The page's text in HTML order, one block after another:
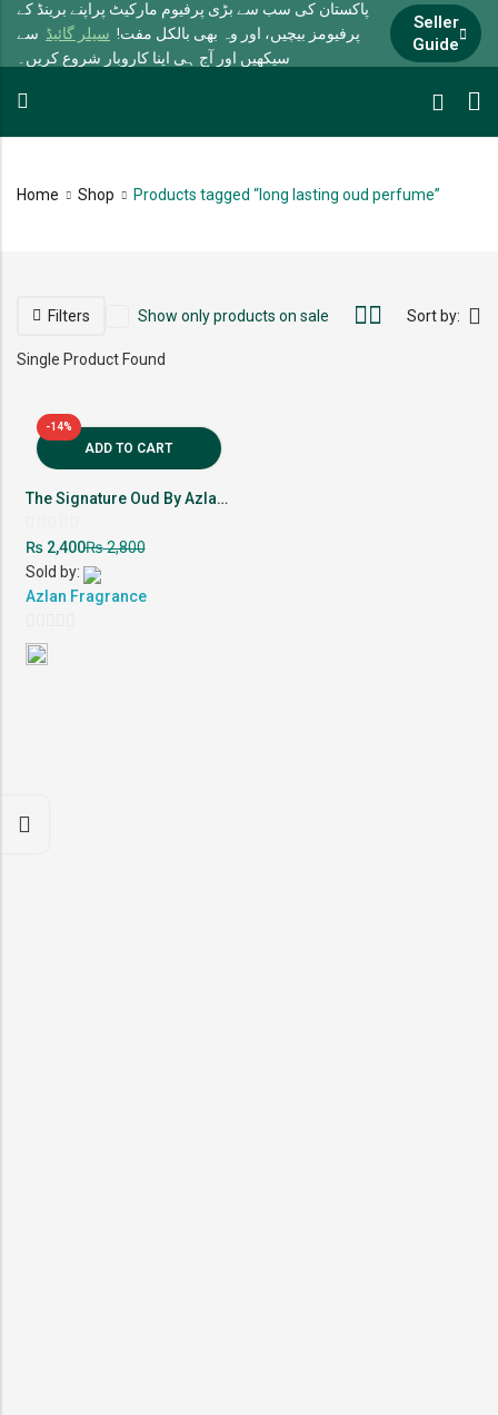
پاکستان کی سب سے بڑی پرفیوم مارکیٹ پراپنے برینڈ کے
پرفیومز بیچیں، اور وہ بھی بالکل مفت! سیلر گائیڈ سے
سیکھیں اور آج ہی اپنا کاروبار شروع کریں۔
Seller
Guide
Home Shop Products tagged “long lasting oud perfume”
Filters Show only products on sale Sort by:
Single Product Found
-14%
ADD TO CART
The Signature Oud By Azlan Fragrance
Rated
0
out
of
5
₨2,400₨2,800
Sold by:
Azlan Fragrance
0
out